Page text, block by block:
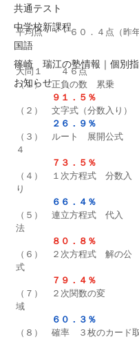
共通テスト
中学校新課程
国語
篠崎 瑞江の塾情報｜個別指
お知らせ
平均点・・・６０．４点（昨
大問１　　４６点
（１）　正負の数　
９１．５％
（２）　文字式（分数
２６．９％
（３）　ルート　展開公式
７３．５％
（４）　１次方程式　分数入
り
６６．４％
（５）　連立方程式　代入
法
８０．８％
（６）　２次方程式　解の公
式
７９．４％
（７）　２次関数の変
６０．３％
（８）　確率　３枚のカード